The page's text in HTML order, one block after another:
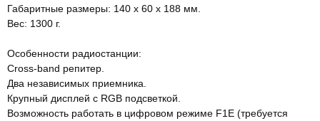
Габаритные размеры: 140 x 60 x 188 мм.
Вес: 1300 г.
Особенности радиостанции:
Cross-band репитер.
Два независимых приемника.
Крупный дисплей с RGB подсветкой.
Возможность работать в цифровом режиме F1E (требуется